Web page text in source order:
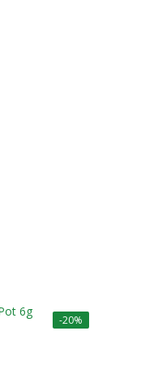
-20%